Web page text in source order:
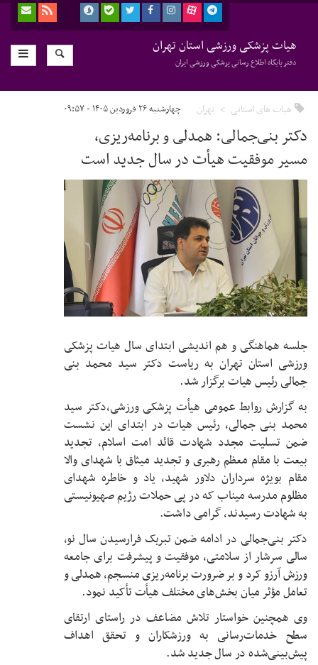
هیات پزشکی ورزشی استان تهران
دفتر پایگاه اطلاع رسانی پزشکی ورزشی ایران
هیات های استانی تهران چهارشنبه ۲۶ فروردین ۱۴۰۵ - ۰۹:۵۷
دکتر بنی‌جمالی: همدلی و برنامه‌ریزی،
مسیر موفقیت هیأت در سال جدید است
جلسه هماهنگی و هم اندیشی ابتدای سال هیات پزشکی
ورزشی استان تهران به ریاست دکتر سید محمد بنی
جمالی رئیس هیات برگزار شد.
به گزارش روابط عمومی هیأت پزشکی ورزشی،دکتر سید
محمد بنی جمالی، رئیس هیات در ابتدای این نشست
ضمن تسلیت مجدد شهادت قائد امت اسلام، تجدید
بیعت با مقام معظم رهبری و تجدید میثاق با شهدای والا
مقام بویژه سرداران دلاور شهید، یاد و خاطره شهدای
مظلوم مدرسه میناب که در پی حملات رژیم صهیونیستی
به شهادت رسیدند، گرامی داشت.
دکتر بنی‌جمالی در ادامه ضمن تبریک فرارسیدن سال نو،
سالی سرشار از سلامتی، موفقیت و پیشرفت برای جامعه
ورزش آرزو کرد و بر ضرورت برنامه‌ریزی منسجم، همدلی و
تعامل مؤثر میان بخش‌های مختلف هیأت تأکید نمود.
وی همچنین خواستار تلاش مضاعف در راستای ارتقای
سطح خدمات‌رسانی به ورزشکاران و تحقق اهداف
پیش‌بینی‌شده در سال جدید شد.